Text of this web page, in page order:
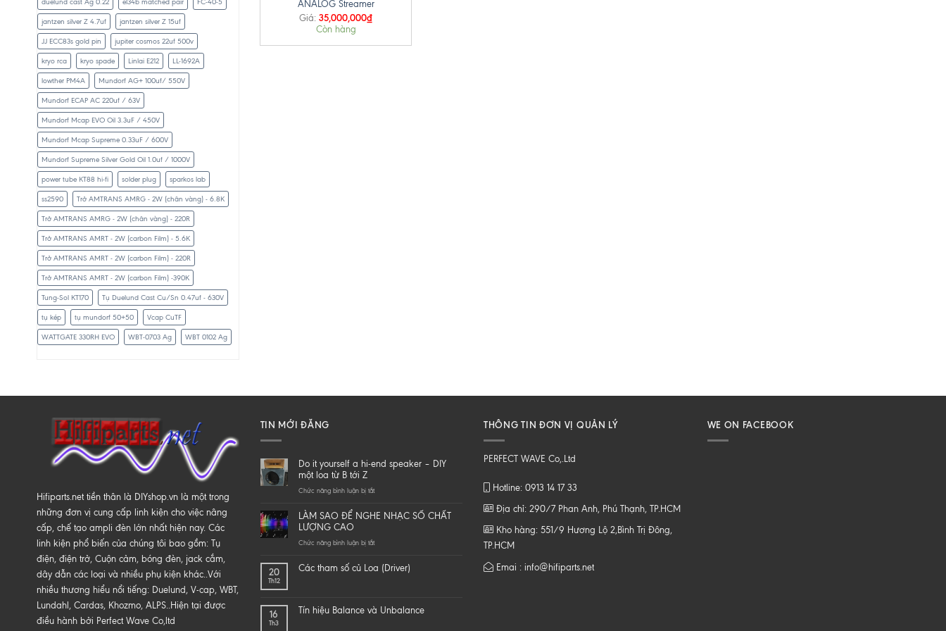
duelund cast Ag 0.22 el34b matched pair FC-40-5
jantzen silver Z 4.7uf jantzen silver Z 15uf
JJ ECC83s gold pin jupiter cosmos 22uf 500v
kryo rca kryo spade Linlai E212 LL-1692A
lowther PM4A Mundorf AG+ 100uf/ 550V
Mundorf ECAP AC 220uf / 63V
Mundorf Mcap EVO Oil 3.3uF / 450V
Mundorf Mcap Supreme 0.33uF / 600V
Mundorf Supreme Silver Gold Oil 1.0uf / 1000V
power tube KT88 hi-fi solder plug sparkos lab
ss2590 Trở AMTRANS AMRG - 2W (chân vàng) - 6.8K
Trở AMTRANS AMRG - 2W (chân vàng) - 220R
Trở AMTRANS AMRT - 2W (carbon Film) - 5.6K
Trở AMTRANS AMRT - 2W (carbon Film) - 220R
Trở AMTRANS AMRT - 2W (carbon Film) -390K
Tung-Sol KT170 Tụ Duelund Cast Cu/Sn 0.47uf - 630V
tụ kép tụ mundorf 50+50 Vcap CuTF
WATTGATE 330RH EVO WBT-0703 Ag WBT 0102 Ag
ANALOG Streamer
Giá: 35,000,000₫
Còn hàng
Hifiparts.net tiền thân là DIYshop.vn là một trong
những đơn vị cung cấp linh kiện cho việc nâng
cấp, chế tạo ampli đèn lớn nhất hiện nay. Các
linh kiện phổ biến của chúng tôi bao gồm: Tụ
điện, điện trở, Cuộn cảm, bóng đèn, jack cắm,
dây dẫn các loại và nhiều phụ kiện khác..Với
nhiều thương hiểu nổi tiếng: Duelund, V-cap, WBT,
Lundahl, Cardas, Khozmo, ALPS..Hiện tại được
điều hành bởi Perfect Wave Co,ltd
TIN MỚI ĐĂNG
Do it yourself a hi-end speaker – DIY
một loa từ B tới Z
Chức năng bình luận bị tắtở
it
hi-
speaker
loa
LÀM SAO ĐỂ NGHE NHẠC SỐ CHẤT
LƯỢNG CAO
Chức năng bình luận bị tắtở
SAO
SỐ
20
Th12
Các tham số củ Loa (Driver)
16
Th3
Tín hiệu Balance và Unbalance
THÔNG TIN ĐƠN VỊ QUẢN LÝ
PERFECT WAVE Co,.Ltd
Hotline: 0913 14 17 33
Địa chỉ: 290/7 Phan Anh, Phú Thạnh, TP.HCM
Kho hàng: 551/9 Hương Lộ 2,Bình Trị Đông,
TP.HCM
Emai : info@hifiparts.net
WE ON FACEBOOK